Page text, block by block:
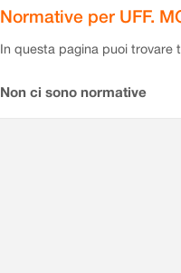
Normative per UFF.
In questa pagina puoi
Non ci sono normative